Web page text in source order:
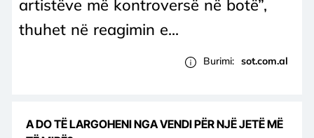
artistëve më kontroversë në botë”,
thuhet në reagimin e...
Burimi: sot.com.al
A DO TË LARGOHENI NGA VENDI PËR NJË JETË MË